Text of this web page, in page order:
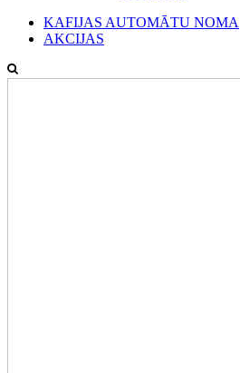
KAFIJAS AUTOMĀTU NOMA
AKCIJAS